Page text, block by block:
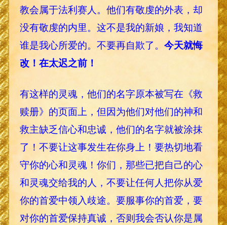
教会属于法利赛人。他们有敬虔的外表，却
没有敬虔的内里。这不是我的新娘，我知道
谁是我心所爱的。不要再自欺了。 今天就悔
改！在太迟之前！
有这样的灵魂，他们的名字原本被写在《救
赎册》的页面上，但因为他们对他们的神和
救主缺乏信心和忠诚，他们的名字就被涂抹
了！不要让这事发生在你身上！要热切地看
守你的心和灵魂！你们，那些已把自己的心
和灵魂交给我的人，不要让任何人把你从爱
你的首爱中领入歧途。要服事你的首爱，要
对你的首爱保持真诚，否则我会否认你是属